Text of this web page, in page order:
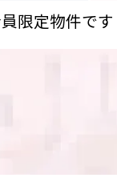
限定物件です